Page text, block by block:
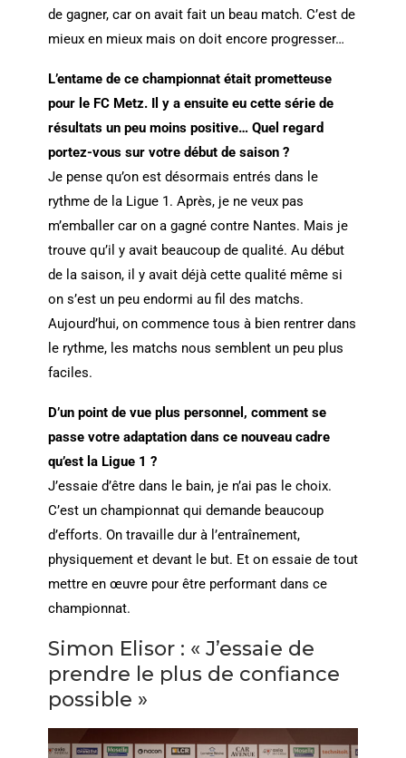
de gagner, car on avait fait un beau match. C’est de
mieux en mieux mais on doit encore progresser…
L’entame de ce championnat était prometteuse
pour le FC Metz. Il y a ensuite eu cette série de
résultats un peu moins positive… Quel regard
portez-vous sur votre début de saison ?
Je pense qu’on est désormais entrés dans le
rythme de la Ligue 1. Après, je ne veux pas
m’emballer car on a gagné contre Nantes. Mais je
trouve qu’il y avait beaucoup de qualité. Au début
de la saison, il y avait déjà cette qualité même si
on s’est un peu endormi au fil des matchs.
Aujourd’hui, on commence tous à bien rentrer dans
le rythme, les matchs nous semblent un peu plus
faciles.
D’un point de vue plus personnel, comment se
passe votre adaptation dans ce nouveau cadre
qu’est la Ligue 1 ?
J’essaie d’être dans le bain, je n’ai pas le choix.
C’est un championnat qui demande beaucoup
d’efforts. On travaille dur à l’entraînement,
physiquement et devant le but. Et on essaie de tout
mettre en œuvre pour être performant dans ce
championnat.
Simon Elisor : « J’essaie de
prendre le plus de confiance
possible »